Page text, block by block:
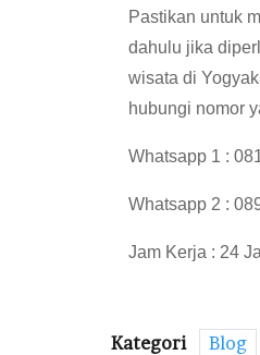
Pastikan untuk
dahulu jika
wisata di
hubungi nomor
Whatsapp 1 :
Whatsapp 2 :
Jam Kerja : 24
Kategori Blog